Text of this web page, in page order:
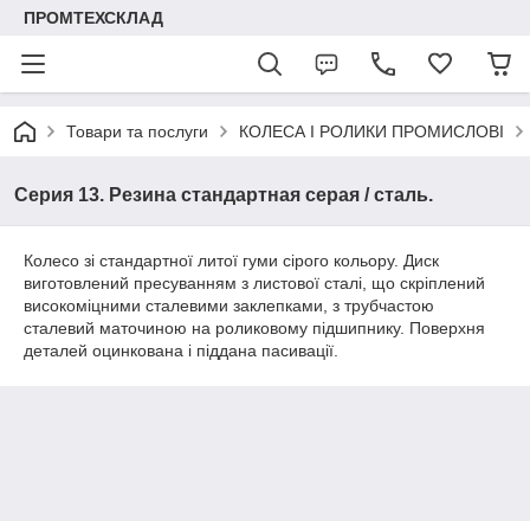
ПРОМТЕХСКЛАД
Товари та послуги КОЛЕСА І РОЛИКИ ПРОМИСЛОВІ
Серия 13. Резина стандартная серая / сталь.
Колесо зі стандартної литої гуми сірого кольору. Диск
виготовлений пресуванням з листової сталі, що скріплений
високоміцними сталевими заклепками, з трубчастою
сталевий маточиною на роликовому підшипнику. Поверхня
деталей оцинкована і піддана пасивації.